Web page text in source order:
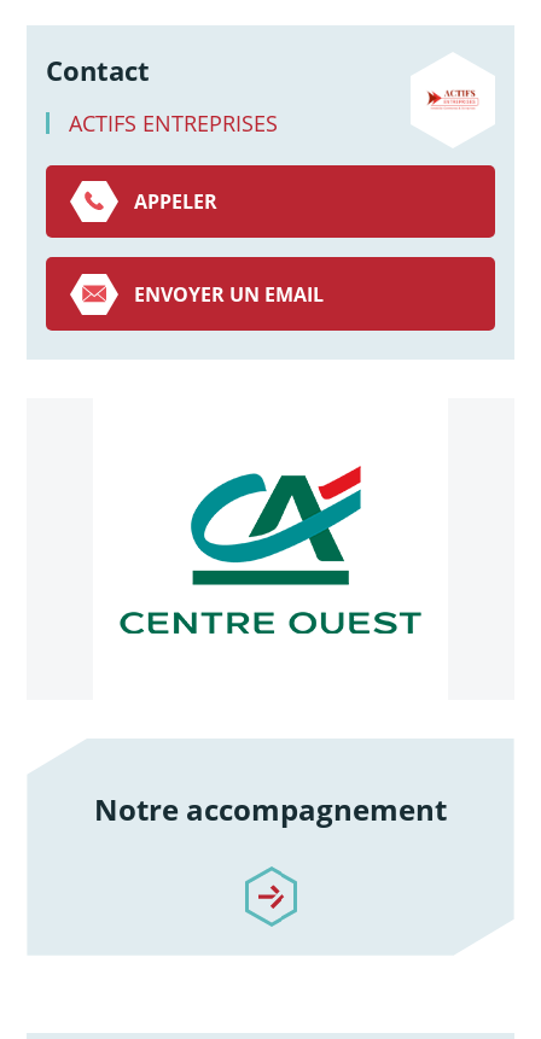
Contact
ACTIFS ENTREPRISES
APPELER
ENVOYER UN EMAIL
Notre accompagnement
/notre-accompagnement